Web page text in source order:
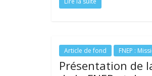
e
o
o
itt
dI
n
st
Article de fond FNEP :
Présentation de